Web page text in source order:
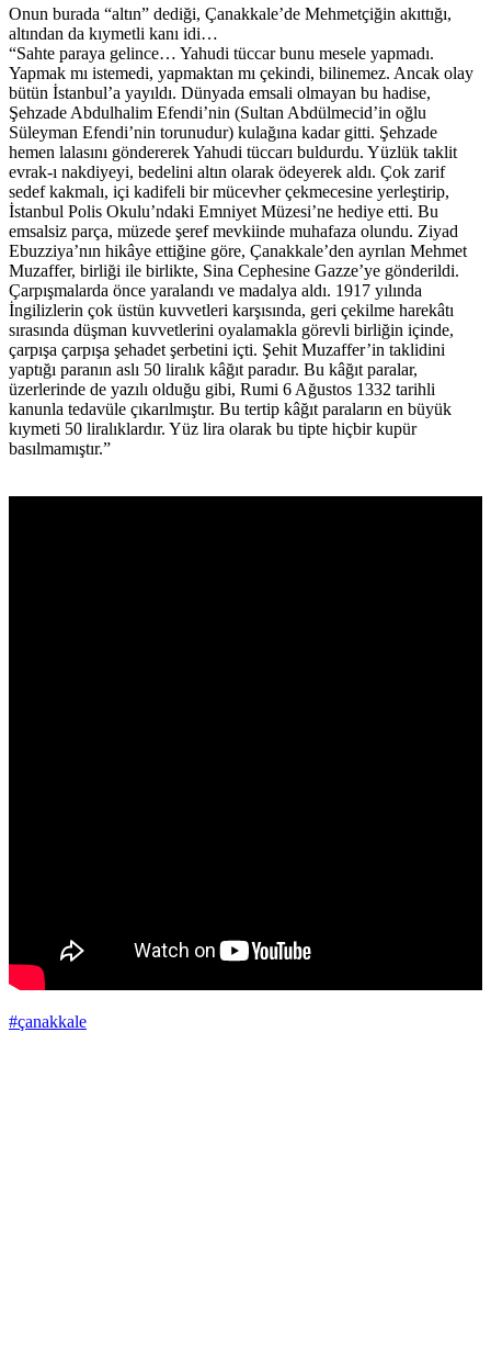
Onun burada “altın” dediği, Çanakkale’de Mehmetçiğin akıttığı,
altından da kıymetli kanı idi…
“Sahte paraya gelince… Yahudi tüccar bunu mesele yapmadı.
Yapmak mı istemedi, yapmaktan mı çekindi, bilinemez. Ancak olay
bütün İstanbul’a yayıldı. Dünyada emsali olmayan bu hadise,
Şehzade Abdulhalim Efendi’nin (Sultan Abdülmecid’in oğlu
Süleyman Efendi’nin torunudur) kulağına kadar gitti. Şehzade
hemen lalasını göndererek Yahudi tüccarı buldurdu. Yüzlük taklit
evrak-ı nakdiyeyi, bedelini altın olarak ödeyerek aldı. Çok zarif
sedef kakmalı, içi kadifeli bir mücevher çekmecesine yerleştirip,
İstanbul Polis Okulu’ndaki Emniyet Müzesi’ne hediye etti. Bu
emsalsiz parça, müzede şeref mevkiinde muhafaza olundu. Ziyad
Ebuzziya’nın hikâye ettiğine göre, Çanakkale’den ayrılan Mehmet
Muzaffer, birliği ile birlikte, Sina Cephesine Gazze’ye gönderildi.
Çarpışmalarda önce yaralandı ve madalya aldı. 1917 yılında
İngilizlerin çok üstün kuvvetleri karşısında, geri çekilme harekâtı
sırasında düşman kuvvetlerini oyalamakla görevli birliğin içinde,
çarpışa çarpışa şehadet şerbetini içti. Şehit Muzaffer’in taklidini
yaptığı paranın aslı 50 liralık kâğıt paradır. Bu kâğıt paralar,
üzerlerinde de yazılı olduğu gibi, Rumi 6 Ağustos 1332 tarihli
kanunla tedavüle çıkarılmıştır. Bu tertip kâğıt paraların en büyük
kıymeti 50 liralıklardır. Yüz lira olarak bu tipte hiçbir kupür
basılmamıştır.”
#çanakkale